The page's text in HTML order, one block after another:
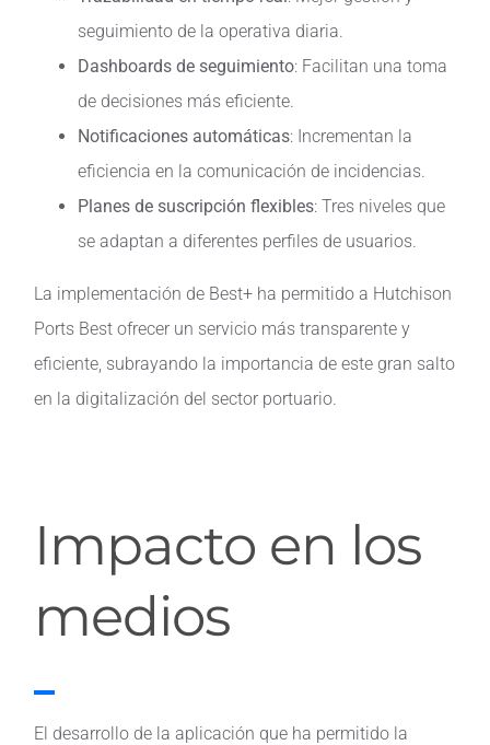
seguimiento de la operativa diaria.
Dashboards de seguimiento: Facilitan una toma
de decisiones más eficiente.
Notificaciones automáticas: Incrementan la
eficiencia en la comunicación de incidencias.
Planes de suscripción flexibles: Tres niveles que
se adaptan a diferentes perfiles de usuarios.
La implementación de Best+ ha permitido a Hutchison
Ports Best ofrecer un servicio más transparente y
eficiente, subrayando la importancia de este gran salto
en la digitalización del sector portuario.
Impacto en los
medios
El desarrollo de la aplicación que ha permitido la